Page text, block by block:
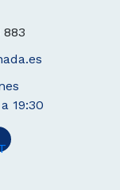
883
19:30